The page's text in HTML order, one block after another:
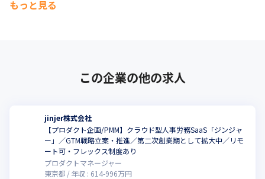
もっと見る
この企業の他の求人
jinjer株式会社
【プロダクト企画/PMM】クラウド型人事労務SaaS「ジンジャ
ー」／GTM戦略立案・推進／第二次創業期として拡大中／リモ
ート可・フレックス制度あり
プロダクトマネージャー
東京都
年収 : 614-996万円